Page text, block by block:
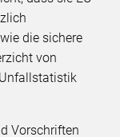
die sichere
von
Vorschriften